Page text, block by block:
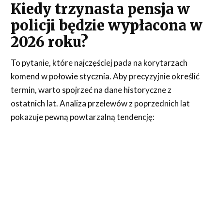
Kiedy trzynasta pensja w
policji będzie wypłacona w
2026 roku?
To pytanie, które najczęściej pada na korytarzach
komend w połowie stycznia. Aby precyzyjnie określić
termin, warto spojrzeć na dane historyczne z
ostatnich lat. Analiza przelewów z poprzednich lat
pokazuje pewną powtarzalną tendencję: